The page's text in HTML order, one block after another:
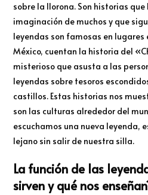
sobre la llorona. Son historias
imaginación de muchos y que
leyendas son famosas en lugares
México, cuentan la historia del
misterioso que asusta a las
leyendas sobre tesoros
castillos. Estas historias nos
son las culturas alrededor del
escuchamos una nueva leyenda,
lejano sin salir de nuestra silla.
La función de las
sirven y qué nos